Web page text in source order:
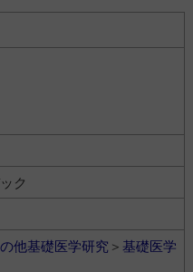
ク
他基礎医学研究 ＞ 基礎医学